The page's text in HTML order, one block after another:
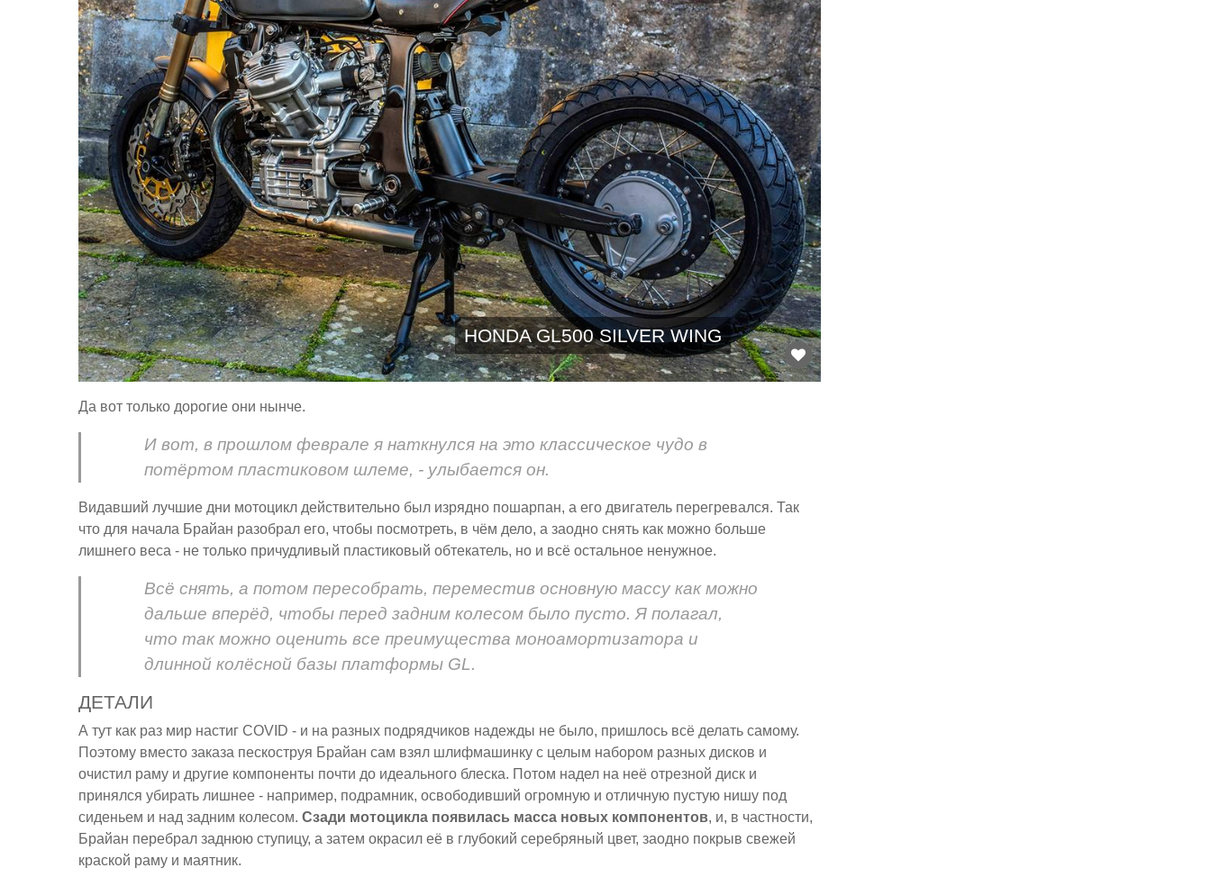
HONDA GL500 SILVER WING
Да вот только дорогие они нынче.
И вот, в прошлом феврале я наткнулся на это классическое чудо в
потёртом пластиковом шлеме, - улыбается он.
Видавший лучшие дни мотоцикл действительно был изрядно пошарпан, а его двигатель перегревался. Так
что для начала Брайан разобрал его, чтобы посмотреть, в чём дело, а заодно снять как можно больше
лишнего веса - не только причудливый пластиковый обтекатель, но и всё остальное ненужное.
Всё снять, а потом пересобрать, переместив основную массу как можно
дальше вперёд, чтобы перед задним колесом было пусто. Я полагал,
что так можно оценить все преимущества моноамортизатора и
длинной колёсной базы платформы GL.
ДЕТАЛИ
А тут как раз мир настиг COVID - и на разных подрядчиков надежды не было, пришлось всё делать самому.
Поэтому вместо заказа пескоструя Брайан сам взял шлифмашинку с целым набором разных дисков и
очистил раму и другие компоненты почти до идеального блеска. Потом надел на неё отрезной диск и
принялся убирать лишнее - например, подрамник, освободивший огромную и отличную пустую нишу под
сиденьем и над задним колесом. Сзади мотоцикла появилась масса новых компонентов, и, в частности,
Брайан перебрал заднюю ступицу, а затем окрасил её в глубокий серебряный цвет, заодно покрыв свежей
краской раму и маятник.